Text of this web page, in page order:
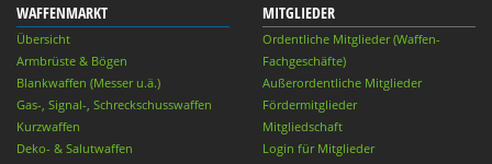
WAFFENMARKT
Übersicht
Armbrüste & Bögen
Blankwaffen (Messer u.ä.)
Gas-, Signal-, Schreckschusswaffen
Kurzwaffen
Deko- & Salutwaffen
MITGLIEDER
Ordentliche Mitglieder (Waffen-
Fachgeschäfte)
Außerordentliche Mitglieder
Fördermitglieder
Mitgliedschaft
Login für Mitglieder